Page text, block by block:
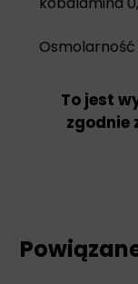
To jest
zgodnie